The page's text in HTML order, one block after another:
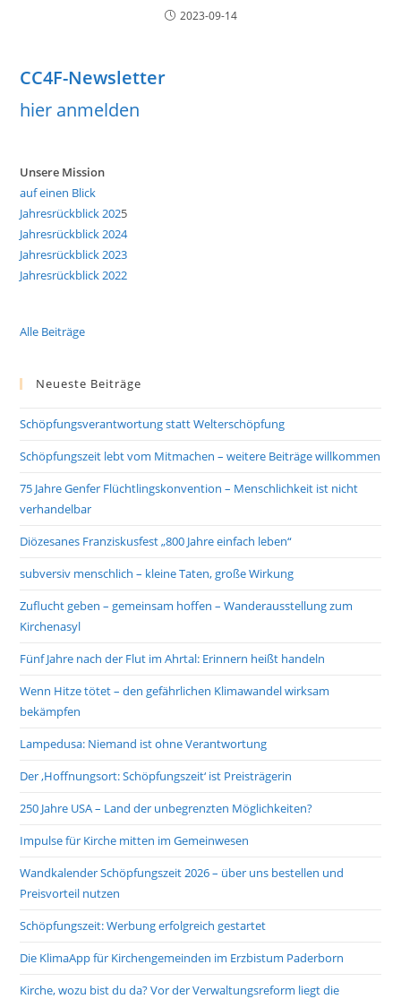
2023-09-14
CC4F-Newsletter
hier anmelden
Unsere Mission
auf einen Blick
Jahresrückblick 2025
Jahresrückblick 2024
Jahresrückblick 2023
Jahresrückblick 2022
Alle Beiträge
Neueste Beiträge
Schöpfungsverantwortung statt Welterschöpfung
Schöpfungszeit lebt vom Mitmachen – weitere Beiträge willkommen
75 Jahre Genfer Flüchtlingskonvention – Menschlichkeit ist nicht
verhandelbar
Diözesanes Franziskusfest „800 Jahre einfach leben“
subversiv menschlich – kleine Taten, große Wirkung
Zuflucht geben – gemeinsam hoffen – Wanderausstellung zum
Kirchenasyl
Fünf Jahre nach der Flut im Ahrtal: Erinnern heißt handeln
Wenn Hitze tötet – den gefährlichen Klimawandel wirksam
bekämpfen
Lampedusa: Niemand ist ohne Verantwortung
Der ‚Hoffnungsort: Schöpfungszeit‘ ist Preisträgerin
250 Jahre USA – Land der unbegrenzten Möglichkeiten?
Impulse für Kirche mitten im Gemeinwesen
Wandkalender Schöpfungszeit 2026 – über uns bestellen und
Preisvorteil nutzen
Schöpfungszeit: Werbung erfolgreich gestartet
Die KlimaApp für Kirchengemeinden im Erzbistum Paderborn
Kirche, wozu bist du da? Vor der Verwaltungsreform liegt die